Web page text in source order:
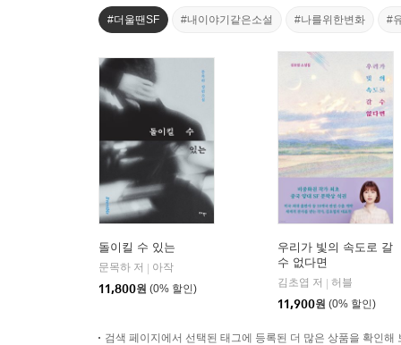
#더울땐SF #내이야기같은소설 #나를위한변화 #
돌이킬 수 있는
문목하 저 | 아작
11,800원 (0% 할인)
우리가 빛의 속도로 갈
수 없다면
김초엽 저 | 허블
11,900원 (0% 할인)
검색 페이지에서 선택된 태그에 등록된 더 많은 상품을 확인해